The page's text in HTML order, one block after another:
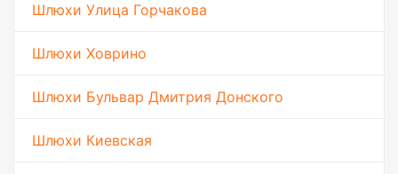
Шлюхи Улица Горчакова
Шлюхи Ховрино
Шлюхи Бульвар Дмитрия Донского
Шлюхи Киевская